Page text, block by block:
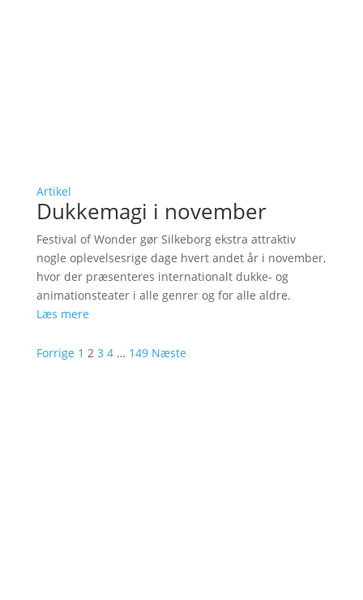
Artikel
Dukkemagi i november
Festival of Wonder gør Silkeborg ekstra attraktiv
nogle oplevelsesrige dage hvert andet år i november,
hvor der præsenteres internationalt dukke- og
animationsteater i alle genrer og for alle aldre.
Læs mere
Forrige 1 2 3 4 … 149 Næste